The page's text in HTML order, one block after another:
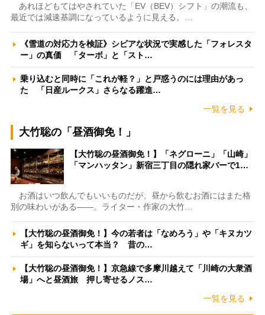
あれほどもてはやされていた「EV（BEV）シフト」の潮流も、
最近では減速基調になっているように見える。…
《雪道の対応力を検証》シビアな状況で実感した「フォレスタ
ー」の真価 「ターボ」と「スト…
乗り込むと同時に「これが軽？」と戸惑うのには理由があっ
た 「日産ルークス」さらなる躍進…
一覧を見る
大竹聡の「昼酒御免！」
【大竹聡の昼酒御免！】「ネグローニ」「山崎」
「マンハッタン」新宿三丁目の隠れ家バーで1…
お酒はいつ飲んでもいいものだが、昼から飲むお酒にはまた格
別の味わいがある――。ライター・作家の大竹…
【大竹聡の昼酒御免！】今の若者は「なめろう」や「キヌカツ
ギ」を知らないって本当？ 昔の…
【大竹聡の昼酒御免！】京急線で多摩川越えて「川崎の大衆酒
場」へと昼酒旅 押し寄せるノス…
一覧を見る